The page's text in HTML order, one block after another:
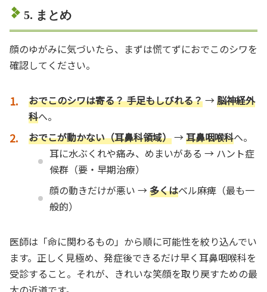
5. まとめ
顔のゆがみに気づいたら、まずは慌てずにおでこのシワを
確認してください。
おでこのシワは寄る？ 手足もしびれる？→脳神経外
科へ。
おでこが動かない（耳鼻科領域）→耳鼻咽喉科へ。
耳に水ぶくれや痛み、めまいがある → ハント症
候群（要・早期治療）
顔の動きだけが悪い →多くはベル麻痺（最も一
般的）
医師は「命に関わるもの」から順に可能性を絞り込んでい
ます。正しく見極め、発症後できるだけ早く耳鼻咽喉科を
受診すること。それが、きれいな笑顔を取り戻すための最